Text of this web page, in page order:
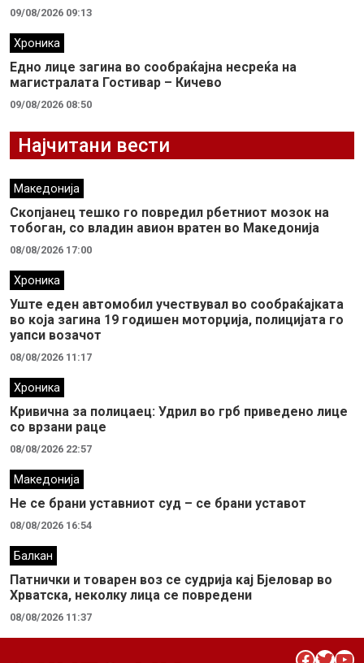
09/08/2026 09:13
Хроника
Едно лице загина во сообраќајна несреќа на
магистралата Гостивар – Кичево
09/08/2026 08:50
Најчитани вести
Македонија
Скопјанец тешко го повредил рбетниот мозок на
тобоган, со владин авион вратен во Македонија
08/08/2026 17:00
Хроника
Уште еден автомобил учествувал во сообраќајката
во која загина 19 годишен моторџија, полицијата го
уапси возачот
08/08/2026 11:17
Хроника
Кривична за полицаец: Удрил во грб приведено лице
со врзани раце
08/08/2026 22:57
Македонија
Не се брани уставниот суд – се брани уставот
08/08/2026 16:54
Балкан
Патнички и товарен воз се судрија кај Бјеловар во
Хрватска, неколку лица се повредени
08/08/2026 11:37